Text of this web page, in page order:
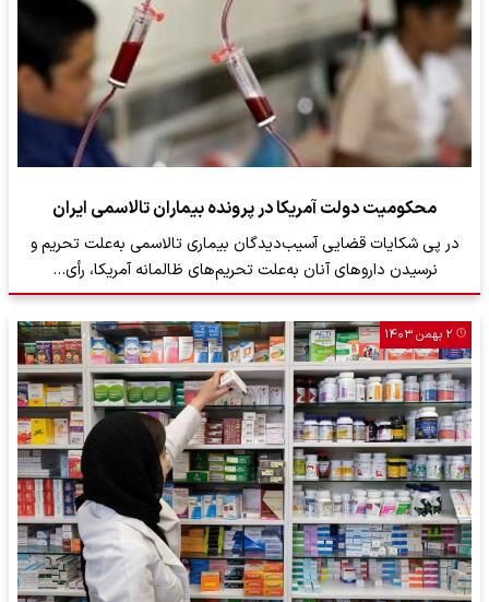
محکومیت دولت آمریکا در پرونده بیماران تالاسمی ایران
در پی شکایات قضایی آسیب‌دیدگان بیماری تالاسمی به‌علت تحریم و
نرسیدن داروهای آنان به‌علت تحریم‌های ظالمانه آمریکا، رأی…
۲ بهمن ۱۴۰۳